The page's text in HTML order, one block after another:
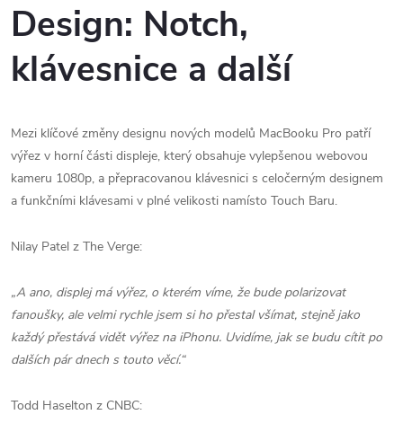
Design: Notch,
klávesnice a další
Mezi klíčové změny designu nových modelů MacBooku Pro patří
výřez v horní části displeje, který obsahuje vylepšenou webovou
kameru 1080p, a přepracovanou klávesnici s celočerným designem
a funkčními klávesami v plné velikosti namísto Touch Baru.
Nilay Patel z The Verge:
„A ano, displej má výřez, o kterém víme, že bude polarizovat
fanoušky, ale velmi rychle jsem si ho přestal všímat, stejně jako
každý přestává vidět výřez na iPhonu. Uvidíme, jak se budu cítit po
dalších pár dnech s touto věcí.“
Todd Haselton z CNBC: